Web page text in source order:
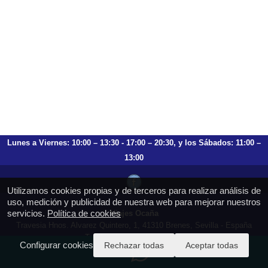
Utilizamos cookies propias y de terceros para realizar análisis de
uso, medición y publicidad de nuestra web para mejorar nuestros
servicios. Política de cookies
Configurar cookies Rechazar todas Aceptar todas
Lunes a Viernes: 10:00 – 13:30 - 17:00 – 20:30, y los Sábados: 11:00 –
13:00
Viajes Ocaña
T.: 659 753 504 954 797 472
https://viajesocana.es
reservas@viajesocana.es